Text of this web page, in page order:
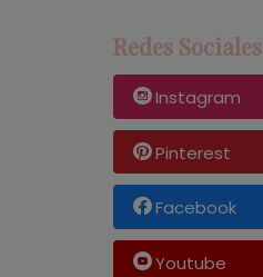
Redes Sociales
Instagram
Pinterest
Facebook
Youtube